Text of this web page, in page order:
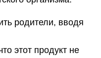
родители, вводя
этот продукт не